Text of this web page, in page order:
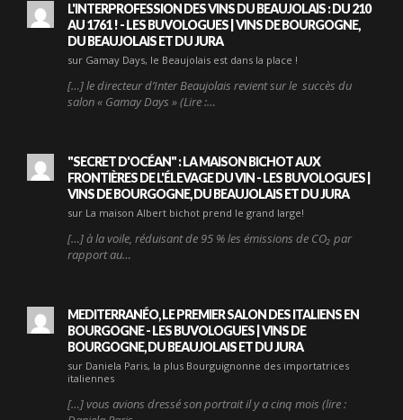
L'INTERPROFESSION DES VINS DU BEAUJOLAIS : DU 210
AU 1761 ! - LES BUVOLOGUES | VINS DE BOURGOGNE,
DU BEAUJOLAIS ET DU JURA
sur Gamay Days, le Beaujolais est dans la place !
[…] le directeur d’Inter Beaujolais revient sur le succès du
salon « Gamay Days » (Lire :…
"SECRET D'OCÉAN" : LA MAISON BICHOT AUX
FRONTIÈRES DE L'ÉLEVAGE DU VIN - LES BUVOLOGUES |
VINS DE BOURGOGNE, DU BEAUJOLAIS ET DU JURA
sur La maison Albert bichot prend le grand large!
[…] à la voile, réduisant de 95 % les émissions de CO₂ par
rapport au…
MEDITERRANÉO, LE PREMIER SALON DES ITALIENS EN
BOURGOGNE - LES BUVOLOGUES | VINS DE
BOURGOGNE, DU BEAUJOLAIS ET DU JURA
sur Daniela Paris, la plus Bourguignonne des importatrices
italiennes
[…] vous avions dressé son portrait il y a cinq mois (lire :